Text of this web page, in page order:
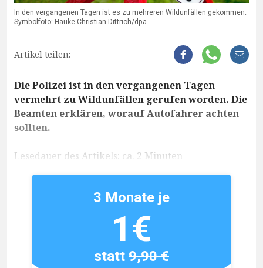
In den vergangenen Tagen ist es zu mehreren Wildunfällen gekommen.
Symbolfoto: Hauke-Christian Dittrich/dpa
Artikel teilen:
Die Polizei ist in den vergangenen Tagen
vermehrt zu Wildunfällen gerufen worden. Die
Beamten erklären, worauf Autofahrer achten
sollten.
Lesedauer des Artikels: ca. 2 Minuten
3 Monate je
1€
statt9,90 €